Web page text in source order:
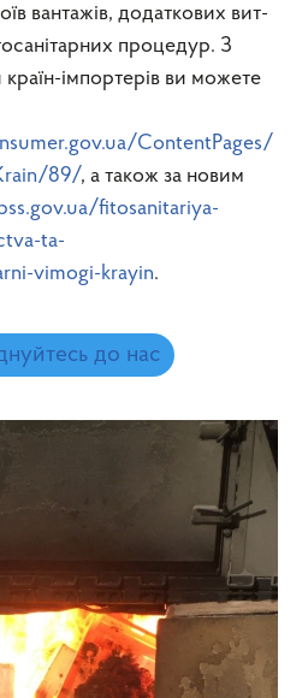
ван­тажів, до­дат­ко­вих ви­т­
процедур. З
імпортерів ви можете
ContentPages/
89/, а також за новим
fitosanitariya-
ta-
vimogi-krayin.
до нас